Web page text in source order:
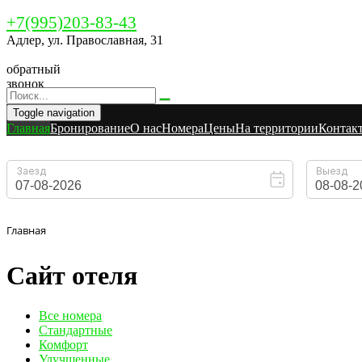
+7(995)203-83-43
Адлер, ул. Православная, 31
обратный
звонок
Toggle navigation
ГлавнаяБронированиеO насНомераЦеныНа территории
Главная
Сайт отеля
Вcе номера
Стандартные
Комфорт
Улучшенные